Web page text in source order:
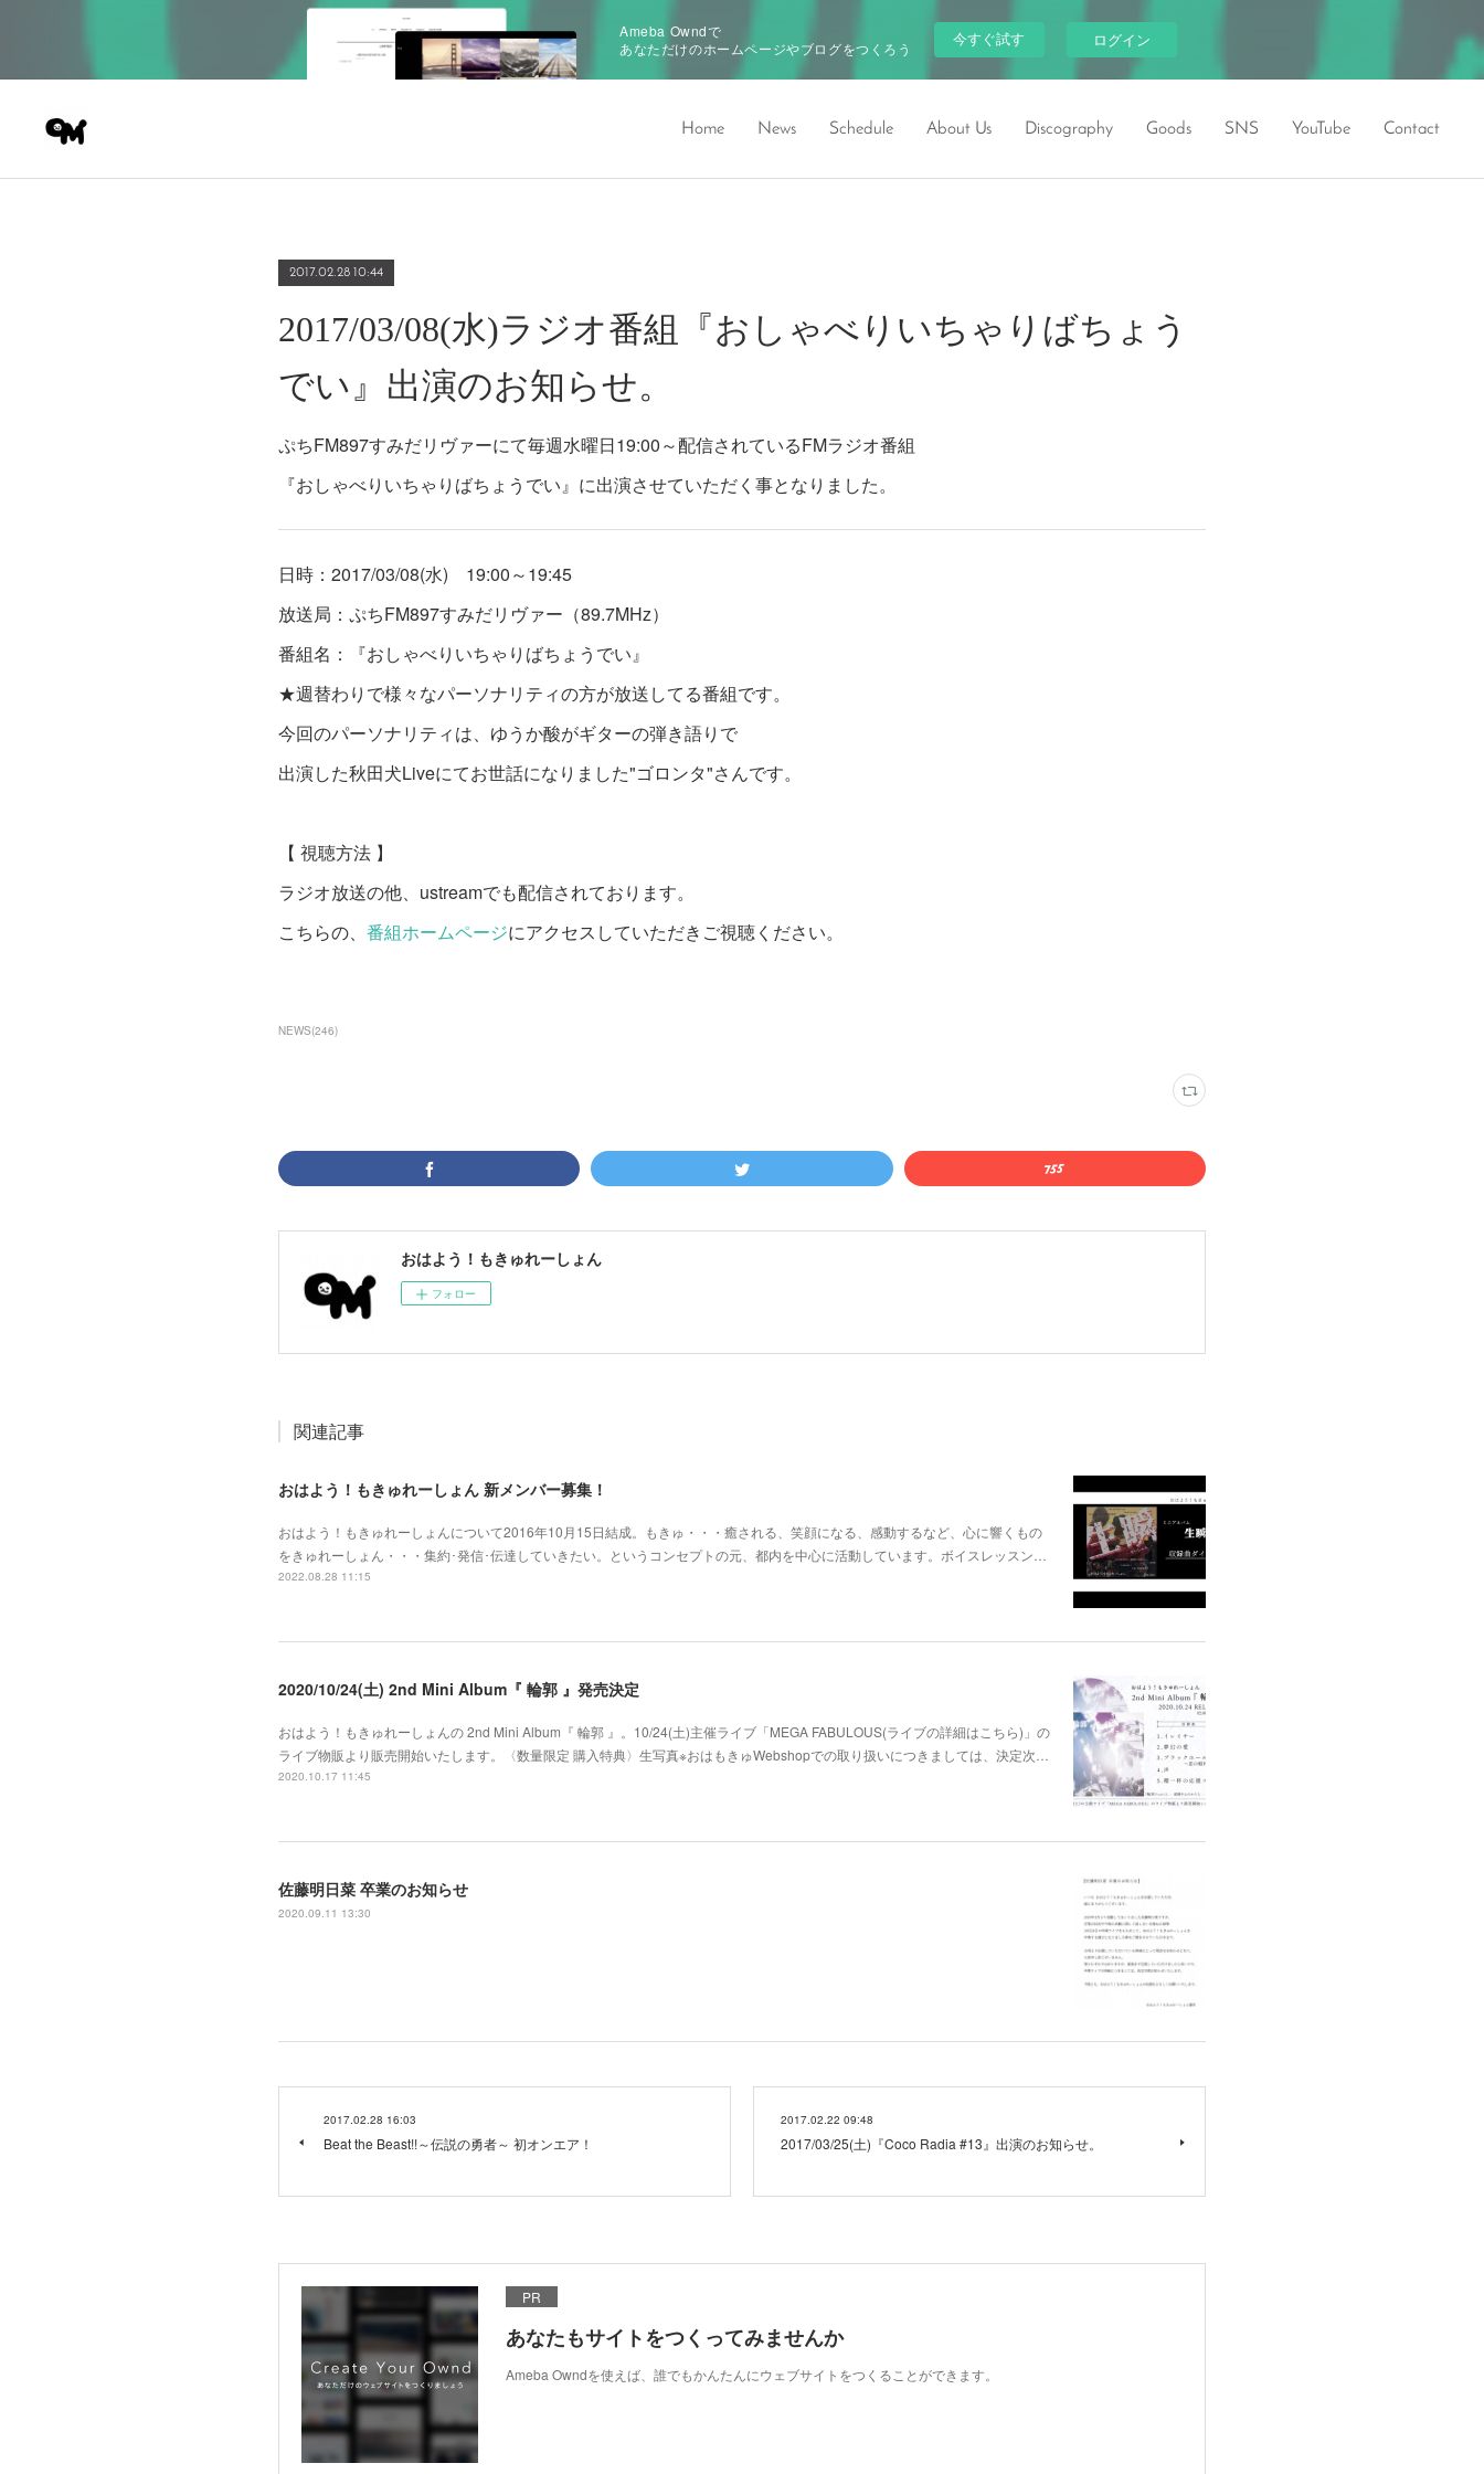
Ameba Owndで
あなただけのホームページやブログをつくろう
今すぐ試す ログイン
Home News Schedule About Us Discography Goods SNS YouTube Contact
2017.02.28 10:44
2017/03/08(水)ラジオ番組『おしゃべりいちゃりばちょう
でい』出演のお知らせ。
ぷちFM897すみだリヴァーにて毎週水曜日19:00～配信されているFMラジオ番組
『おしゃべりいちゃりばちょうでい』に出演させていただく事となりました。
日時：2017/03/08(水) 19:00～19:45
放送局：ぷちFM897すみだリヴァー（89.7MHz）
番組名：『おしゃべりいちゃりばちょうでい』
★週替わりで様々なパーソナリティの方が放送してる番組です。
今回のパーソナリティは、ゆうか酸がギターの弾き語りで
出演した秋田犬Liveにてお世話になりました"ゴロンタ"さんです。
【 視聴方法 】
ラジオ放送の他、ustreamでも配信されております。
こちらの、 番組ホームページにアクセスしていただきご視聴ください。
NEWS(246)
おはよう！もきゅれーしょん
フォロー
関連記事
おはよう！もきゅれーしょん 新メンバー募集！
おはよう！もきゅれーしょんについて2016年10月15日結成。もきゅ・・・癒される、笑顔になる、感動するなど、心に響くもの
をきゅれーしょん・・・集約･発信･伝達していきたい。というコンセプトの元、都内を中心に活動しています。ボイスレッスン…
2022.08.28 11:15
2020/10/24(土) 2nd Mini Album『 輪郭 』発売決定
おはよう！もきゅれーしょんの 2nd Mini Album『 輪郭 』。10/24(土)主催ライブ「MEGA FABULOUS(ライブの詳細はこちら)」の
ライブ物販より販売開始いたします。〈数量限定 購入特典〉生写真※おはもきゅWebshopでの取り扱いにつきましては、決定次…
2020.10.17 11:45
佐藤明日菜 卒業のお知らせ
2020.09.11 13:30
2017.02.28 16:03
Beat the Beast!!～伝説の勇者～ 初オンエア！
2017.02.22 09:48
2017/03/25(土)『Coco Radia #13』出演のお知らせ。
PR
あなたもサイトをつくってみませんか
Ameba Owndを使えば、誰でもかんたんにウェブサイトをつくることができます。